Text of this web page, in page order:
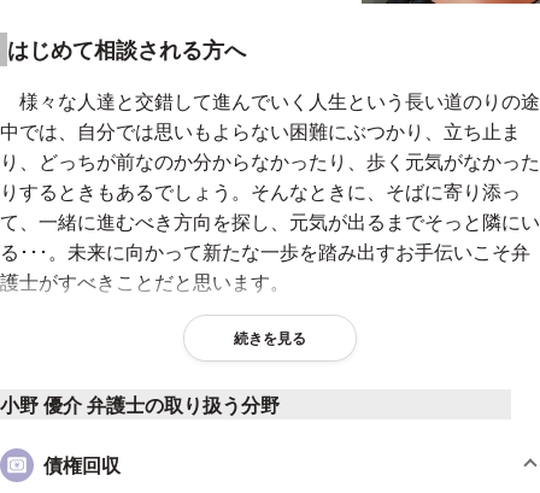
はじめて相談される方へ
様々な人達と交錯して進んでいく人生という長い道のりの途
中では、自分では思いもよらない困難にぶつかり、立ち止ま
り、どっちが前なのか分からなかったり、歩く元気がなかった
りするときもあるでしょう。そんなときに、そばに寄り添っ
て、一緒に進むべき方向を探し、元気が出るまでそっと隣にい
る･･･。未来に向かって新たな一歩を踏み出すお手伝いこそ弁
護士がすべきことだと思います。
私たちは、皆様が一歩を踏み出すお手伝いをしたいと思って
そのため、私たちは広くご相談をお受けしたいと思っていま
す。これまで敷居が高いと思われていた弁護士ですが、どう
ぞ、お気軽にご相談下さい。
続きを見る
小野 優介 弁護士の取り扱う分野
債権回収